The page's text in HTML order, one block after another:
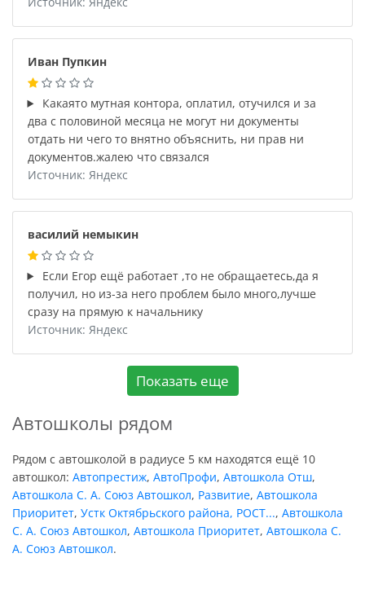
Иван Пупкин
Какаято мутная контора, оплатил, отучился и за
два с половиной месяца не могут ни документы
отдать ни чего то внятно объяснить, ни прав ни
документов.жалею что связался
Источник: Яндекс
василий немыкин
Если Егор ещё работает ,то не обращаетесь,да я
получил, но из-за него проблем было много,лучше
сразу на прямую к начальнику
Источник: Яндекс
Показать еще
Автошколы рядом
Рядом с автошколой в радиусе 5 км находятся ещё 10
автошкол: Автопрестиж, АвтоПрофи, Автошкола Отш,
Автошкола С. А. Союз Автошкол, Развитие, Автошкола
Приоритет, Устк Октябрьского района, РОСТ..., Автошкола
С. А. Союз Автошкол, Автошкола Приоритет, Автошкола С.
А. Союз Автошкол.